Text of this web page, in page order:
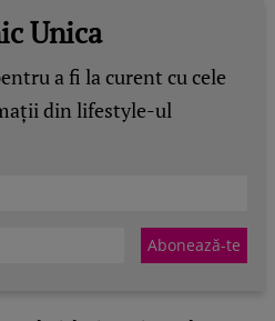
Unica
a fi la curent cu cele
din lifestyle-ul